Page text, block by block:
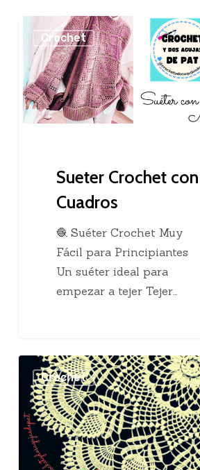
Crochet
con
Cuadros
Crochet
Sueter Crochet con
Cuadros
🧶 Suéter Crochet Muy
Fácil para Principiantes
Un suéter ideal para
empezar a tejer Tejer…
Carpeta
Centro
de
mesa
crochet
Crochet